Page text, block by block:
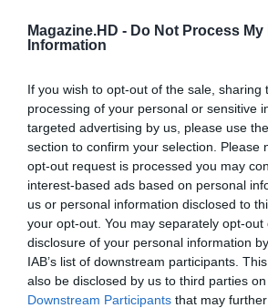
Magazine.HD - Do Not Process My
Information
If you wish to opt-out of the sale, sharing
processing of your personal or sensitive
targeted advertising by us, please use
section to confirm your selection. Please
opt-out request is processed you may
interest-based ads based on personal
us or personal information disclosed to
your opt-out. You may separately opt-
disclosure of your personal information
IAB’s list of downstream participants.
also be disclosed by us to third parties
Downstream Participants that may
Deixe um comentário
O seu endereço de email não será
obrigatórios marcados com*
Comentário
*
Nome